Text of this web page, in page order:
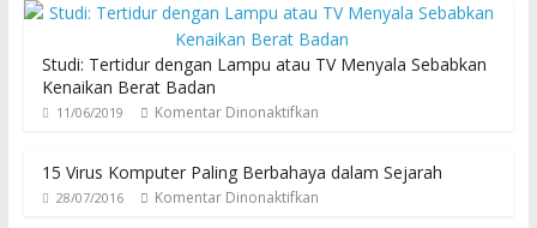
Studi: Tertidur dengan Lampu atau TV Menyala Sebabkan
Kenaikan Berat Badan
11/06/2019 Komentar Dinonaktifkan
15 Virus Komputer Paling Berbahaya dalam Sejarah
28/07/2016 Komentar Dinonaktifkan